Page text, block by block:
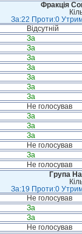
Фракція
За:22 Проти:0
Відсутній
За
За
За
За
За
За
За
Не голосував
За
За
За
Не голосував
За
Не голосував
Група
За:19 Проти:0
Не голосував
За
За
Не голосував